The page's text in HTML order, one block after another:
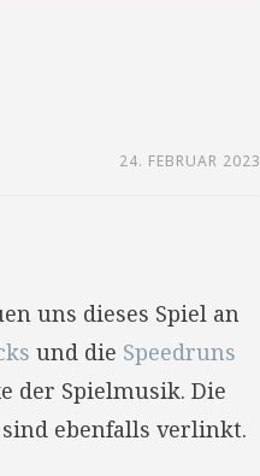
24. FEBRUAR 2023
uns dieses Spiel an
und die Speedruns
der Spielmusik. Die
sind ebenfalls verlinkt.